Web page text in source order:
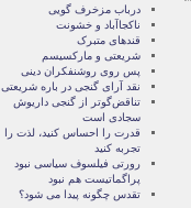
درباب مزخرف گویی
ناکجاآباد و خشونت
قندهای متبرک
شریعتی و مارکسیسم
پس روی روشنفکران دینی
نقد آرای گنجی در باره شریعتی
تناقض‌گوتر از گنجی داريوش
سجادی است
قدرت را احساس کنید، لذت را
تجربه کنید
رورتی فيلسوف سياسی نبود
پراگماتيست هم نبود
تقدس چگونه پيدا می شود؟